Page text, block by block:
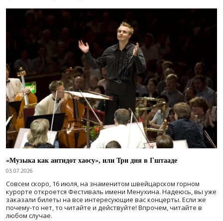
«Музыка как антидот хаосу», или Три дня в Гштааде
03.07.2026
Совсем скоро, 16 июля, на знаменитом швейцарском горном
курорте откроется Фестиваль имени Менухина. Надеюсь, вы уже
заказали билеты на все интересующие вас концерты. Если же
почему-то нет, то читайте и действуйте! Впрочем, читайте в
любом случае.